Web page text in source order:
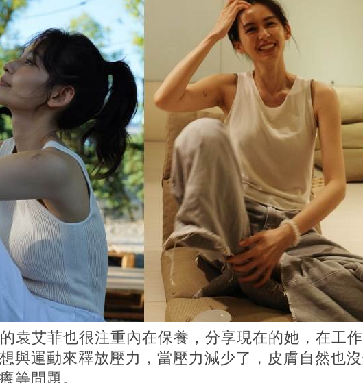
袁艾菲也很注重內在保養，分享現在的她，在工
與運動來釋放壓力，當壓力減少了，皮膚自然也沒
等問題。